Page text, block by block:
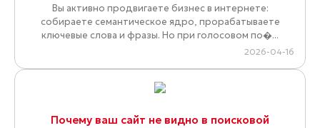
Вы активно продвигаете бизнес в интернете:
собираете семантическое ядро, прорабатываете
ключевые слова и фразы. Но при голосовом по�...
2026-04-16
Почему ваш сайт не видно в поисковой